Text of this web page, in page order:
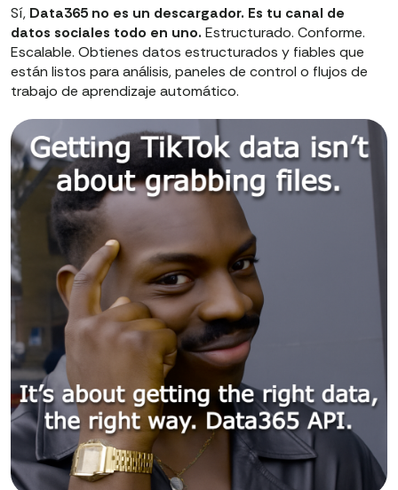
Sí, Data365 no es un descargador. Es tu canal de
datos sociales todo en uno. Estructurado. Conforme.
Escalable. Obtienes datos estructurados y fiables que
están listos para análisis, paneles de control o flujos de
trabajo de aprendizaje automático.